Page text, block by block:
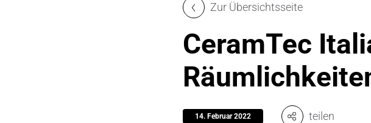
3D-Druck
Bleifreie Piezokeramik
Halbleiterindustrie
Zur Übersichtsseite
CeramTec
14. Februar 2022 teilen